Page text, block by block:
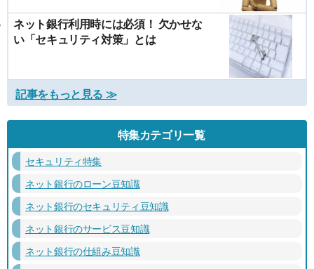
ネット銀行利用時には必須！ 欠かせな
い「セキュリティ対策」とは
記事をもっと見る ≫
特集カテゴリ一覧
セキュリティ特集
ネット銀行のローン豆知識
ネット銀行のセキュリティ豆知識
ネット銀行のサービス豆知識
ネット銀行の仕組み豆知識